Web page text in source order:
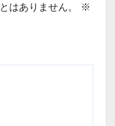
はありません。
※